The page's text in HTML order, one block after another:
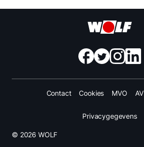
© 2026 WOLF
Contact Cookies MVO AV
Privacygegevens
Ook interessant?